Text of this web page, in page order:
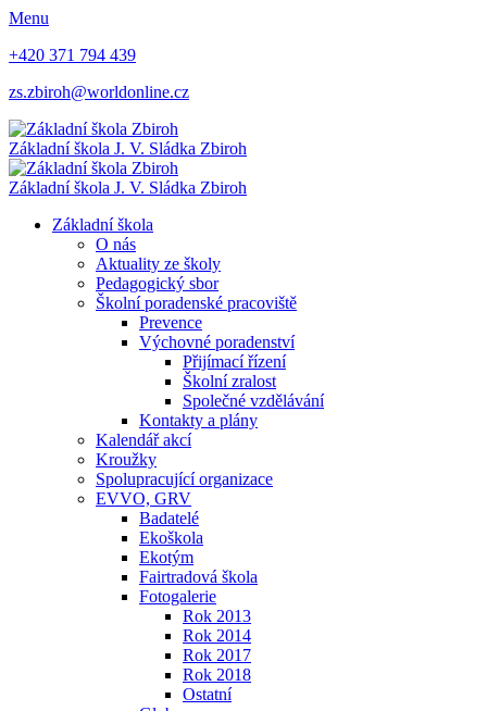
Menu
+420 371 794 439
zs.zbiroh@worldonline.cz
Základní škola J. V. Sládka Zbiroh
Základní škola J. V. Sládka Zbiroh
Základní škola
O nás
Aktuality ze školy
Pedagogický sbor
Školní poradenské pracoviště
Prevence
Výchovné poradenství
Přijímací řízení
Školní zralost
Společné vzdělávání
Kontakty a plány
Kalendář akcí
Kroužky
Spolupracující organizace
EVVO, GRV
Badatelé
Ekoškola
Ekotým
Fairtradová škola
Fotogalerie
Rok 2013
Rok 2014
Rok 2017
Rok 2018
Ostatní